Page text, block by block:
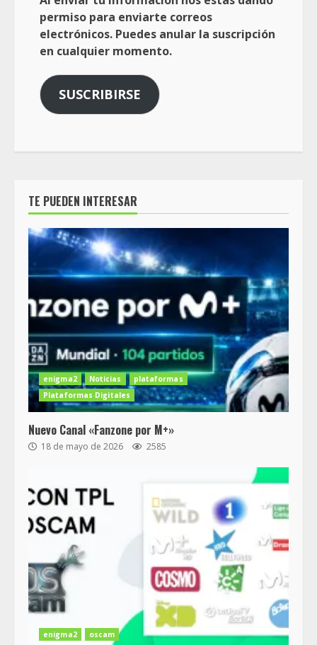
permiso para enviarte correos
electrónicos. Puedes anular la suscripción
en cualquier momento.
SUSCRIBIRSE
TE PUEDEN INTERESAR
enigma2 Noticias
plataformas
Plataformas Digitales
Nuevo Canal «Fanzone por M+»
18 de mayo de 2026 2585
enigma2 oscam